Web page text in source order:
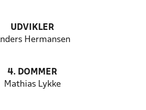
UDVIKLER
Hermansen
4. DOMMER
Mathias Lykke